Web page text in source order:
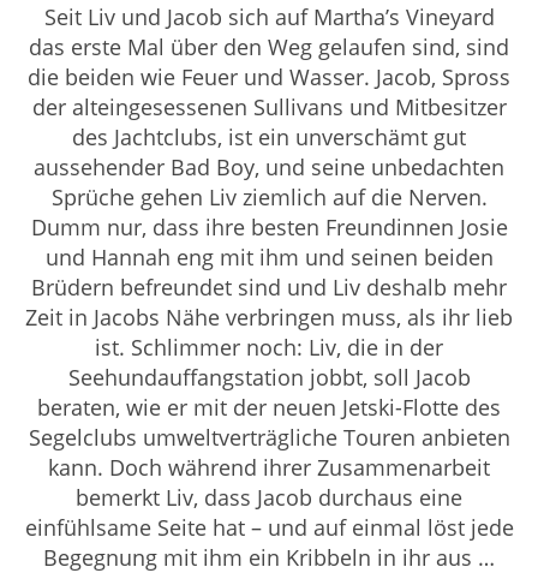
Seit Liv und Jacob sich auf Martha’s Vineyard
das erste Mal über den Weg gelaufen sind, sind
die beiden wie Feuer und Wasser. Jacob, Spross
der alteingesessenen Sullivans und Mitbesitzer
des Jachtclubs, ist ein unverschämt gut
aussehender Bad Boy, und seine unbedachten
Sprüche gehen Liv ziemlich auf die Nerven.
Dumm nur, dass ihre besten Freundinnen Josie
und Hannah eng mit ihm und seinen beiden
Brüdern befreundet sind und Liv deshalb mehr
Zeit in Jacobs Nähe verbringen muss, als ihr lieb
ist. Schlimmer noch: Liv, die in der
Seehundauffangstation jobbt, soll Jacob
beraten, wie er mit der neuen Jetski-Flotte des
Segelclubs umweltverträgliche Touren anbieten
kann. Doch während ihrer Zusammenarbeit
bemerkt Liv, dass Jacob durchaus eine
einfühlsame Seite hat – und auf einmal löst jede
Begegnung mit ihm ein Kribbeln in ihr aus …